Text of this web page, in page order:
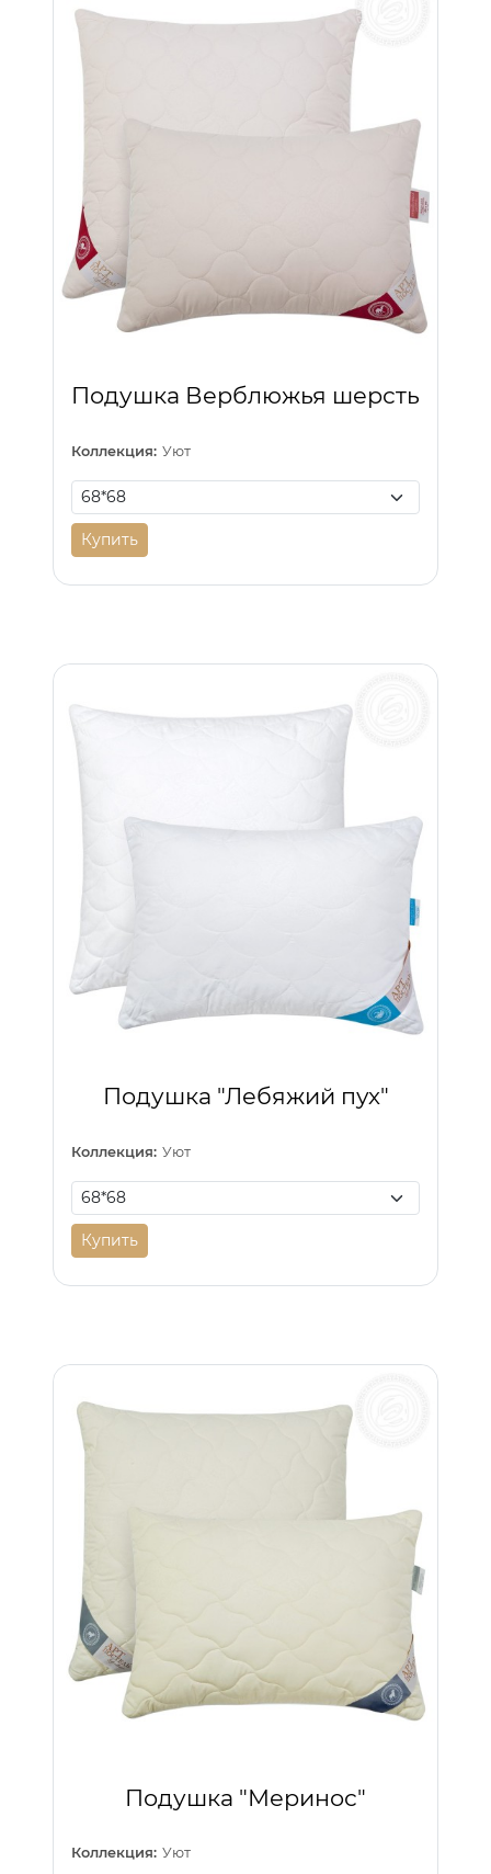
Подушка Верблюжья шерсть
Коллекция: Уют
Купить
Подушка "Лебяжий пух"
Коллекция: Уют
Купить
Подушка "Меринос"
Коллекция: Уют